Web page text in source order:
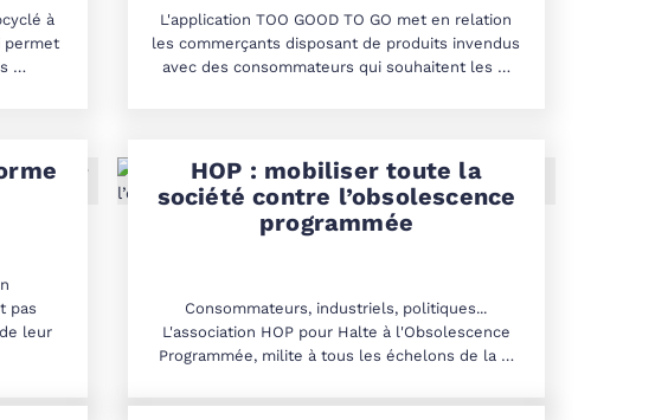
à
permet
…
L'application TOO GOOD TO GO met en relation
les commerçants disposant de produits invendus
avec des consommateurs qui souhaitent les …
pas
leur
HOP : mobiliser toute la
société contre l’obsolescence
programmée
Consommateurs, industriels, politiques...
L'association HOP pour Halte à l'Obsolescence
Programmée, milite à tous les échelons de la …